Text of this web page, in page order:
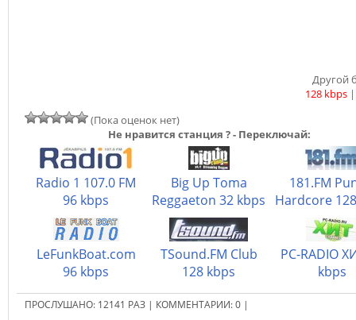
Другой
128 kbps
(Пока оценок нет)
Не нравится станция ? - Переключай:
Radio 1 107.0 FM
96 kbps
Big Up Toma
Reggaeton 32 kbps
181.FM
Hardcore
LeFunkBoat.com
96 kbps
TSound.FM Club
128 kbps
PC-RADIO
kbps
ПРОСЛУШАНО: 12141 РАЗ | КОММЕНТАРИИ:0 |